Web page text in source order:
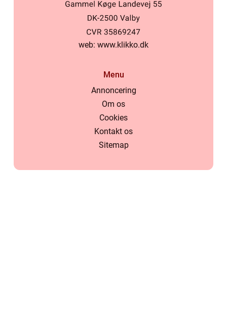
web: www.klikko.dk
Menu
Annoncering
Om os
Cookies
Kontakt os
Sitemap